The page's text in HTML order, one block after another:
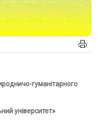
гуманітарного
університет»